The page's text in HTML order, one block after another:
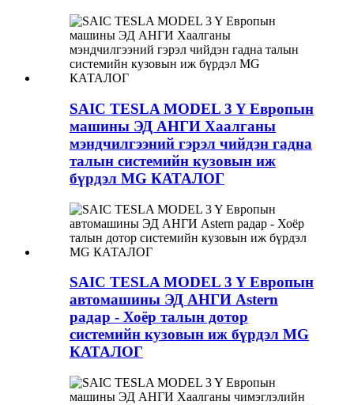
SAIC TESLA MODEL 3 Y Европын
машины ЭД АНГИ Хаалганы
мэндчилгээний гэрэл чийдэн гадна
талын системийн кузовын иж
бүрдэл MG КАТАЛОГ
SAIC TESLA MODEL 3 Y Европын
автомашины ЭД АНГИ Astern
радар - Хоёр талын дотор
системийн кузовын иж бүрдэл MG
КАТАЛОГ